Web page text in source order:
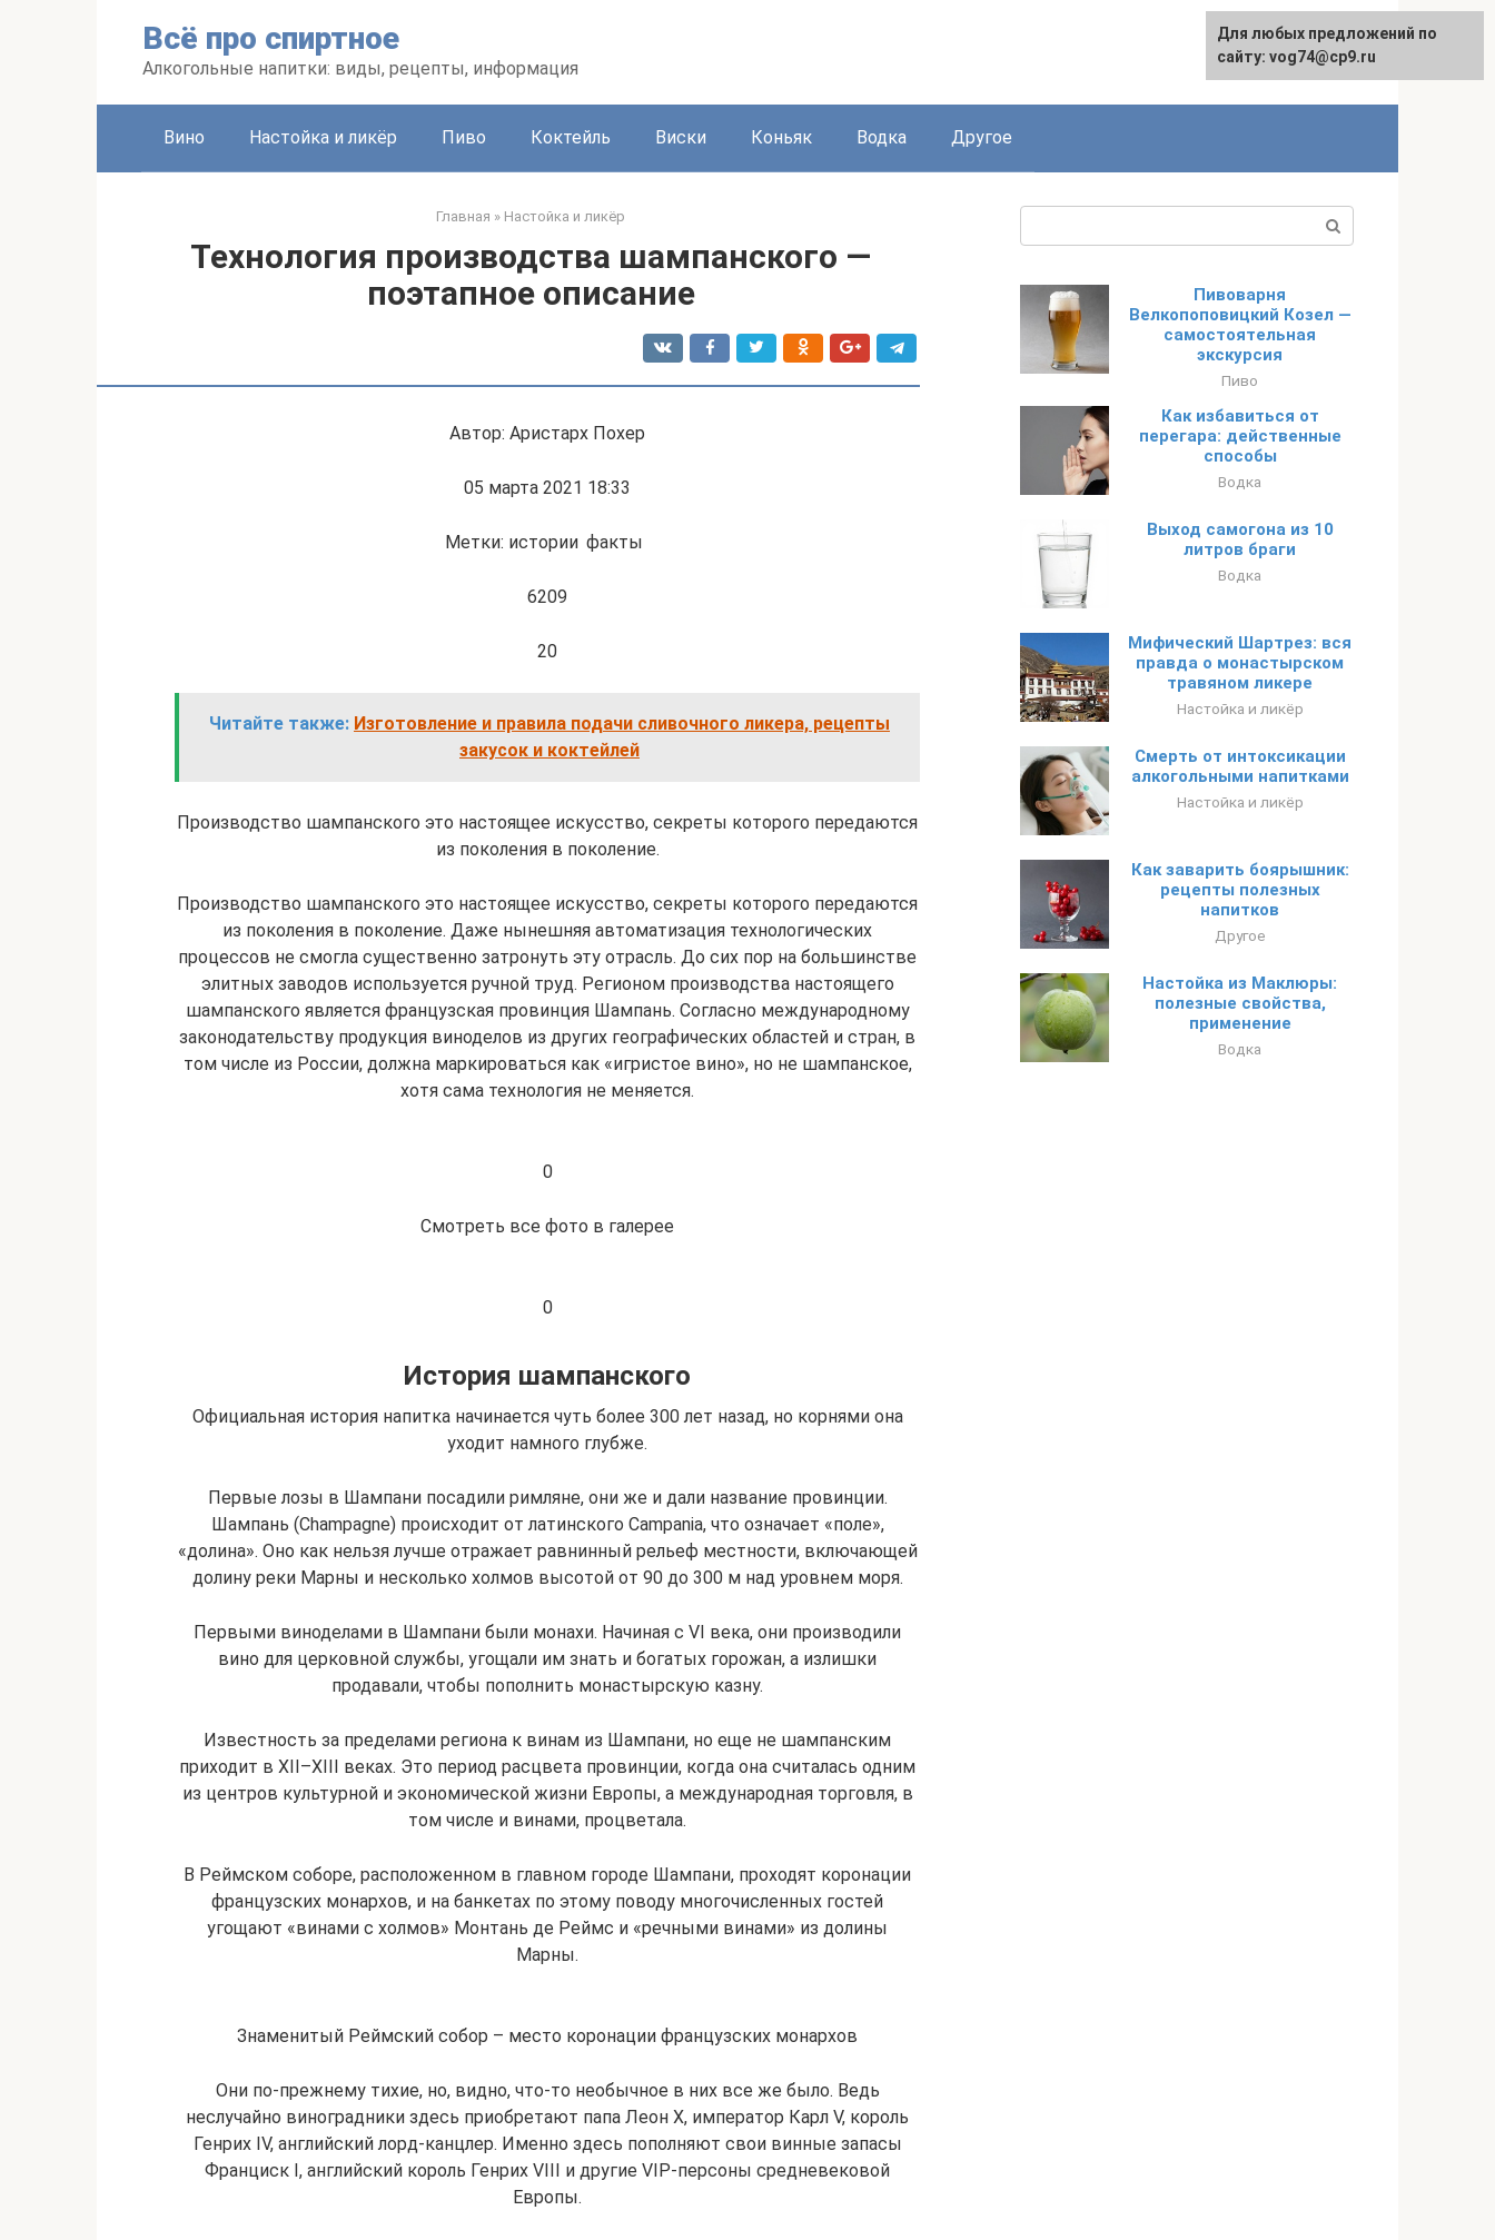
Всё про спиртное
Алкогольные напитки: виды, рецепты, информация
Вино Настойка и ликёр Пиво Коктейль Виски Коньяк Водка Другое
Главная » Настойка и ликёр
Технология производства шампанского —
поэтапное описание
Автор: Аристарх Похер
05 марта 2021 18:33
Метки: истории факты
6209
20
Читайте также: Изготовление и правила подачи сливочного ликера, рецепты
закусок и коктейлей
Производство шампанского это настоящее искусство, секреты которого передаются
из поколения в поколение.
Производство шампанского это настоящее искусство, секреты которого передаются
из поколения в поколение. Даже нынешняя автоматизация технологических
процессов не смогла существенно затронуть эту отрасль. До сих пор на большинстве
элитных заводов используется ручной труд. Регионом производства настоящего
шампанского является французская провинция Шампань. Согласно международному
законодательству продукция виноделов из других географических областей и стран, в
том числе из России, должна маркироваться как «игристое вино», но не шампанское,
хотя сама технология не меняется.
0
Смотреть все фото в галерее
0
История шампанского
Официальная история напитка начинается чуть более 300 лет назад, но корнями она
уходит намного глубже.
Первые лозы в Шампани посадили римляне, они же и дали название провинции.
Шампань (Champagne) происходит от латинского Campania, что означает «поле»,
«долина». Оно как нельзя лучше отражает равнинный рельеф местности, включающей
долину реки Марны и несколько холмов высотой от 90 до 300 м над уровнем моря.
Первыми виноделами в Шампани были монахи. Начиная с VI века, они производили
вино для церковной службы, угощали им знать и богатых горожан, а излишки
продавали, чтобы пополнить монастырскую казну.
Известность за пределами региона к винам из Шампани, но еще не шампанским
приходит в XII–XIII веках. Это период расцвета провинции, когда она считалась одним
из центров культурной и экономической жизни Европы, а международная торговля, в
том числе и винами, процветала.
В Реймском соборе, расположенном в главном городе Шампани, проходят коронации
французских монархов, и на банкетах по этому поводу многочисленных гостей
угощают «винами с холмов» Монтань де Реймс и «речными винами» из долины
Марны.
Знаменитый Реймский собор – место коронации французских монархов
Они по-прежнему тихие, но, видно, что-то необычное в них все же было. Ведь
неслучайно виноградники здесь приобретают папа Леон X, император Карл V, король
Генрих IV, английский лорд-канцлер. Именно здесь пополняют свои винные запасы
Франциск I, английский король Генрих VIII и другие VIP-персоны средневековой
Европы.
Пивоварня
Велкопоповицкий Козел —
самостоятельная
экскурсия
Пиво
Как избавиться от
перегара: действенные
способы
Водка
Выход самогона из 10
литров браги
Водка
Мифический Шартрез: вся
правда о монастырском
травяном ликере
Настойка и ликёр
Смерть от интоксикации
алкогольными напитками
Настойка и ликёр
Как заварить боярышник:
рецепты полезных
напитков
Другое
Настойка из Маклюры:
полезные свойства,
применение
Водка
Для любых предложений по
сайту: vog74@cp9.ru